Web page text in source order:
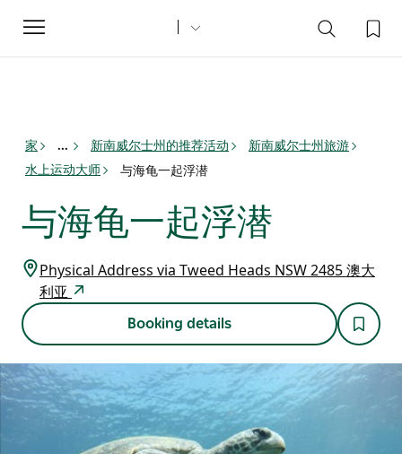
Toggle
navigation
家 ... 新南威尔士州的推荐活动
新南威尔士州旅游
水上运动大师
与海龟一起浮潜
与海龟一起浮潜
Physical Address via Tweed Heads NSW 2485 澳大
利亚
Booking details